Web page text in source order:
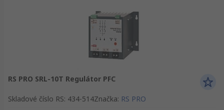
RS PRO SRL-10T Regulátor PFC
Skladové číslo RS: 434-514Značka: RS PRO